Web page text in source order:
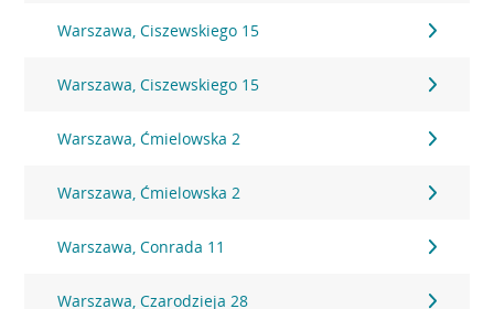
Warszawa, Ciszewskiego 15
Warszawa, Ciszewskiego 15
Warszawa, Ćmielowska 2
Warszawa, Ćmielowska 2
Warszawa, Conrada 11
Warszawa, Czarodzieja 28